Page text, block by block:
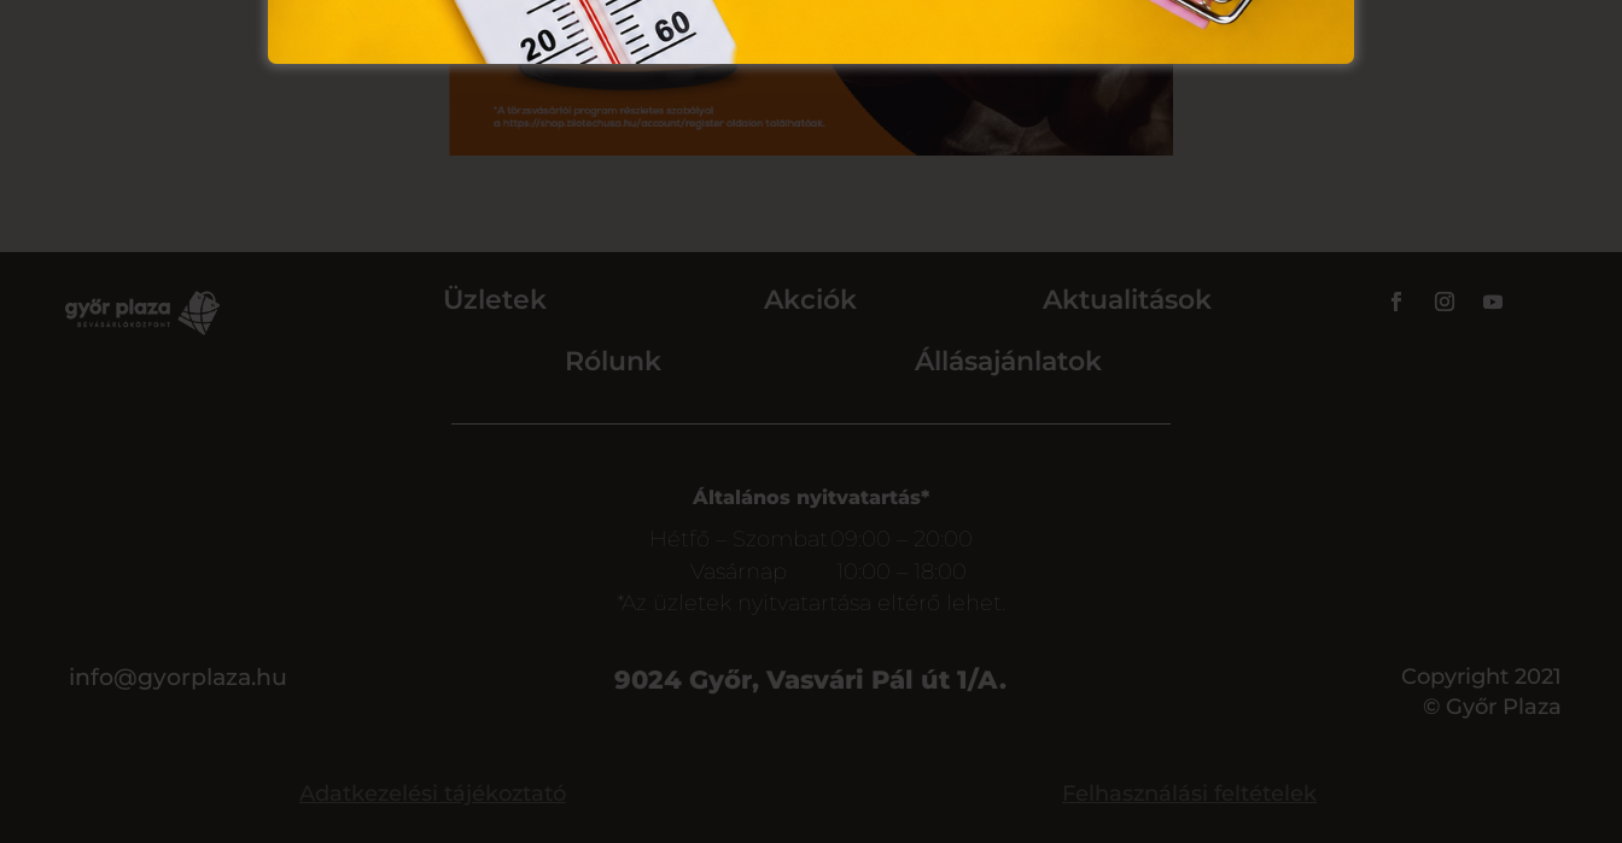
Üzletek Akciók
Aktualitások
Rólunk
Állásajánlatok
Általános nyitvatartás*
Hétfő – Szombat
09:00 – 20:00
Vasárnap
10:00 – 18:00
*Az üzletek nyitvatartása eltérő lehet.
info@gyorplaza.hu 9024 Győr, Vasvári Pál út 1/A.
Copyright 2021
© Győr Plaza